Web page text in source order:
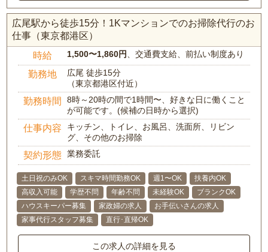
広尾駅から徒歩15分！1Kマンションでのお掃除代行のお
仕事（東京都港区）
時給 1,500〜1,860円、交通費支給、前払い制度あり
勤務地
広尾 徒歩15分
（東京都港区付近）
勤務時間
8時～20時の間で1時間〜、好きな日に働くこと
が可能です。(候補の日時から選択)
仕事内容
キッチン、トイレ、お風呂、洗面所、リビン
グ、その他のお掃除
契約形態 業務委託
土日祝のみOK スキマ時間勤務OK 週1〜OK
扶養内OK
高収入可能
学歴不問 年齢不問 未経験OK
ブランクOK
ハウスキーパー募集
家政婦の求人
お手伝いさんの求人
家事代行スタッフ募集
直行･直帰OK
この求人の詳細を見る